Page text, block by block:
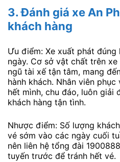
3. Đánh giá xe An
khách hàng
Ưu điểm: Xe xuất phát
ngày. Cơ sở vật chất trên
ngũ tài xế tận tâm, mang
hành khách. Nhân viên
hết mình, chu đáo, luôn giải
khách hàng tận tình.
Nhược điểm: Số lượng
vé sớm vào các ngày cuối
nên liên hệ tổng đài
tuyến trước để tránh hết vé.